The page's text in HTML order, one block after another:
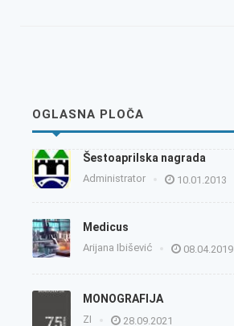
OGLASNA PLOČA
Šestoaprilska nagrada
Administrator 10.01.2013
Medicus
Arijana Ibišević 08.04.2019
MONOGRAFIJA
ZI 28.09.2021